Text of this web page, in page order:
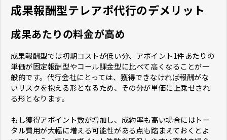
成果報酬型テレアポ代行のデメリット
成果あたりの料金が高め
成果報酬型では初期コストが低い分、アポイント1件あたりの
単価が固定報酬型やコール課金型に比べて高くなることが一
般的です。代行会社にとっては、獲得できなければ報酬がな
いリスクを抱える形となるため、その分が単価に上乗せされ
る形となります。
もし獲得アポイント数が増加し、成約率も高い場合にはトー
タル費用が大幅に増える可能性がある点も踏まえておくとよ